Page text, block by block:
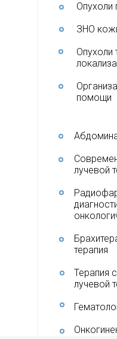
Опухоли
ЗНО
Опухоли
помощи
лучевой
терапия
Терапия
лучевой